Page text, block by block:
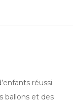
réussi
ballons et des